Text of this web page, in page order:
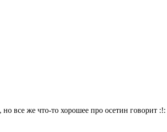
все же что-то хорошее про осетин говорит :!: